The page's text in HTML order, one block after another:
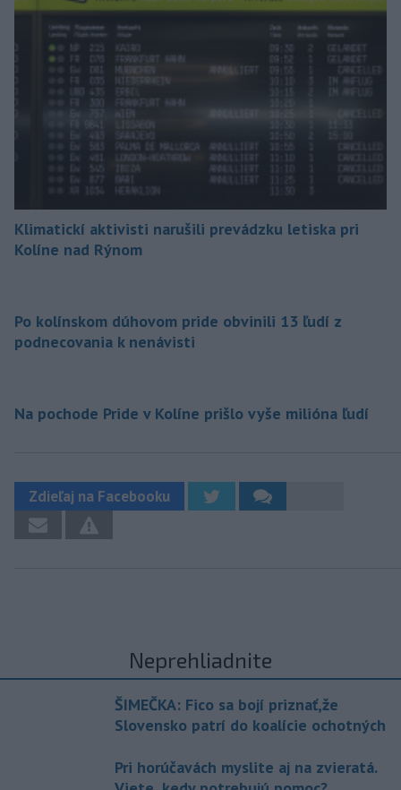
Klimatickí aktivisti narušili prevádzku letiska pri
Kolíne nad Rýnom
Po kolínskom dúhovom pride obvinili 13 ľudí z
podnecovania k nenávisti
Na pochode Pride v Kolíne prišlo vyše milióna ľudí
Zdieľaj na Facebooku
Neprehliadnite
ŠIMEČKA: Fico sa bojí priznať,že
Slovensko patrí do koalície ochotných
Pri horúčavách myslite aj na zvieratá.